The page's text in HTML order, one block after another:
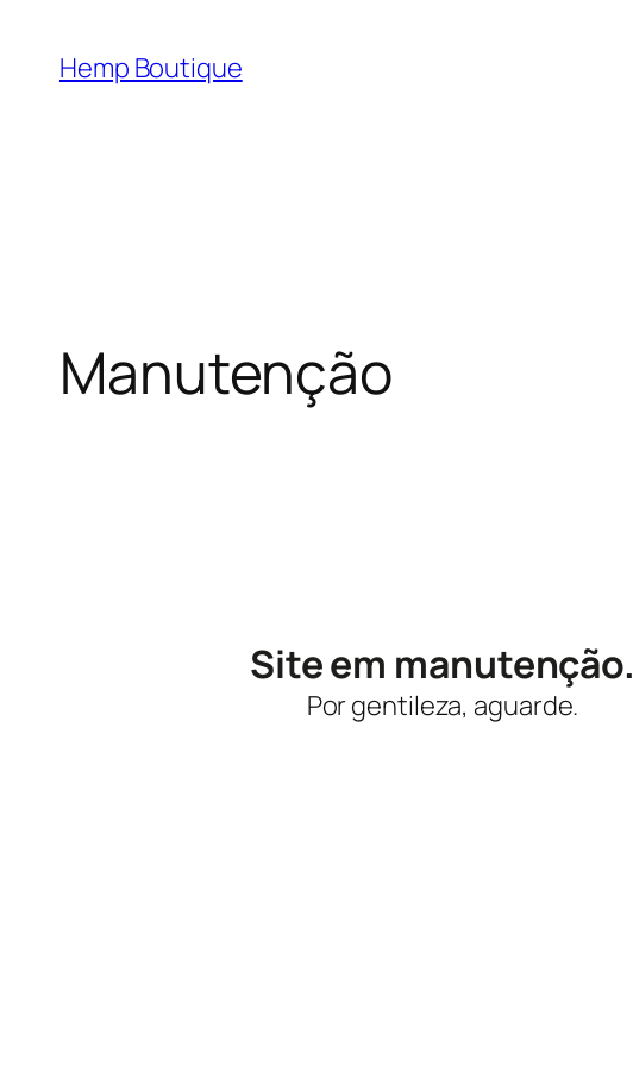
Hemp Boutique
Manutenção
Site em manutenção.
Por gentileza, aguarde.